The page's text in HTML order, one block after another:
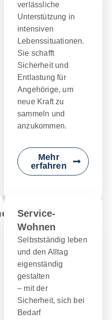
verlässliche
Unterstützung in
intensiven
Lebenssituationen.
Sie schafft
Sicherheit und
Entlastung für
Angehörige, um
neue Kraft zu
sammeln und
anzukommen.
Mehr
erfahren
Service-
Wohnen
Selbstständig leben
und den Alltag
eigenständig
gestalten
– mit der
Sicherheit, sich bei
Bedarf